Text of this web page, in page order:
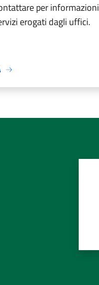
per informazioni
erogati dagli uffici.